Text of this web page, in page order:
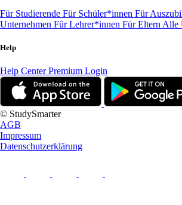
Für Studierende Für Schüler*innen Für
Unternehmen Für Lehrer*innen Für Eltern Alle
Help
Help CenterPremium Login
© StudySmarter
AGB
Impressum
Datenschutzerklärung